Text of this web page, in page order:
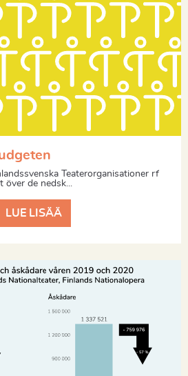
Teaterorganisationer rf
de nedsk...
LUE LISÄÄ